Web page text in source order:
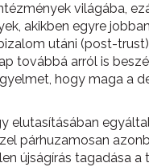
világába,
akikben egyre
utáni (post-
továbbá arról is
hogy maga a
elutasításában
párhuzamosan
újságírás tagadása a